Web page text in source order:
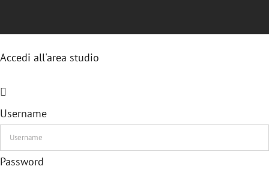
Accedi all'area studio
Username
Password